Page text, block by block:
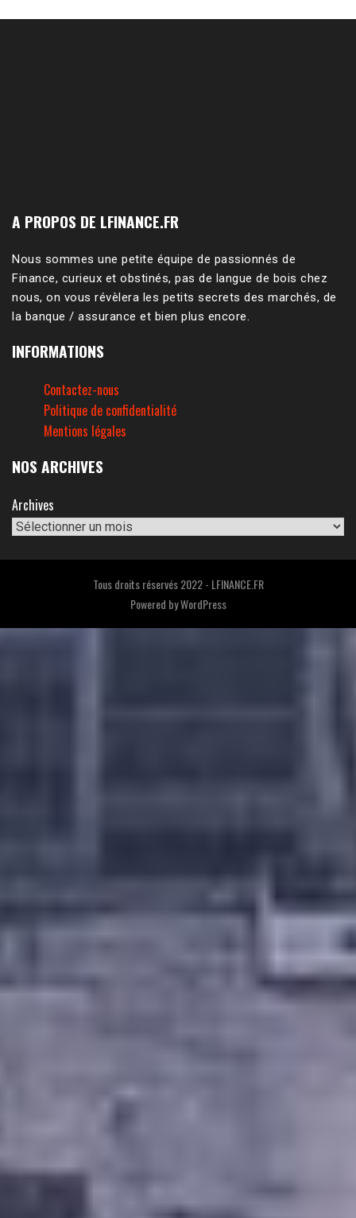
A PROPOS DE LFINANCE.FR
Nous sommes une petite équipe de passionnés de
Finance, curieux et obstinés, pas de langue de bois chez
nous, on vous révèlera les petits secrets des marchés, de
la banque / assurance et bien plus encore.
INFORMATIONS
Contactez-nous
Politique de confidentialité
Mentions légales
NOS ARCHIVES
Archives
Tous droits réservés 2022 - LFINANCE.FR
Powered byWordPress